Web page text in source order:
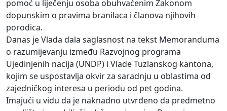
pomoć u liječenju osoba obuhvaćenim Zakonom
dopunskim o pravima branilaca i članova njihovih
porodica.
Danas je Vlada dala saglasnost na tekst Memoranduma
o razumijevanju između Razvojnog programa
Ujedinjenih nacija (UNDP) i Vlade Tuzlanskog kantona,
kojim se uspostavlja okvir za saradnju u oblastima od
zajedničkog interesa u periodu od pet godina.
Imajući u vidu da je naknadno utvrđeno da predmetno